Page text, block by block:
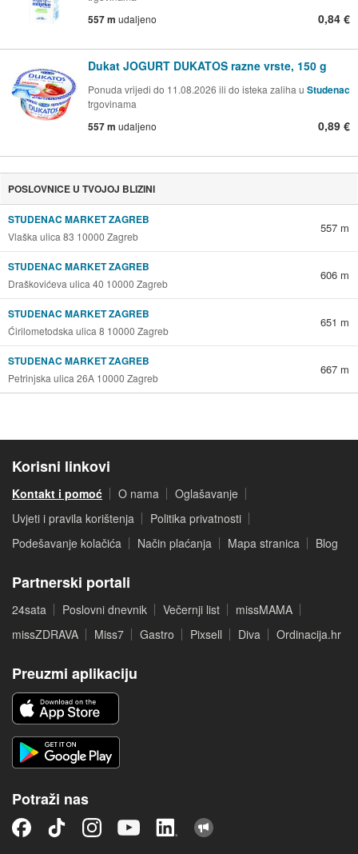
557 m udaljeno 0,84 €
Dukat JOGURT DUKATOS razne vrste, 150 g
Ponuda vrijedi do 11.08.2026 ili do isteka zaliha u Studenac
trgovinama
557 m udaljeno 0,89 €
POSLOVNICE U TVOJOJ BLIZINI
STUDENAC MARKET ZAGREB
Vlaška ulica 83 10000 Zagreb
557 m
STUDENAC MARKET ZAGREB
Draškovićeva ulica 40 10000 Zagreb
606 m
STUDENAC MARKET ZAGREB
Ćirilometodska ulica 8 10000 Zagreb
651 m
STUDENAC MARKET ZAGREB
Petrinjska ulica 26A 10000 Zagreb
667 m
Korisni linkovi
Kontakt i pomoć O nama
Oglašavanje
Uvjeti i pravila korištenja
Politika privatnosti
Podešavanje kolačića
Način plaćanja Mapa stranica Blog
Partnerski portali
24sata Poslovni dnevnik Večernji list
missMAMA
missZDRAVA
Miss7 Gastro Pixsell Diva Ordinacija.hr
Preuzmi aplikaciju
Potraži nas